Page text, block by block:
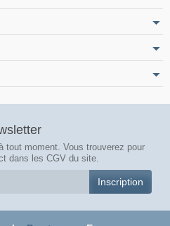
tout moment. Vous trouverez pour
dans les CGV du site.